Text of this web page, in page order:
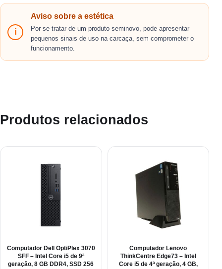
i
Aviso sobre a estética
Por se tratar de um produto seminovo, pode apresentar
pequenos sinais de uso na carcaça, sem comprometer o
funcionamento.
Produtos relacionados
Computador Dell OptiPlex 3070
SFF – Intel Core i5 de 9ª
geração, 8 GB DDR4, SSD 256
Computador Lenovo
ThinkCentre Edge73 – Intel
Core i5 de 4ª geração, 4 GB,